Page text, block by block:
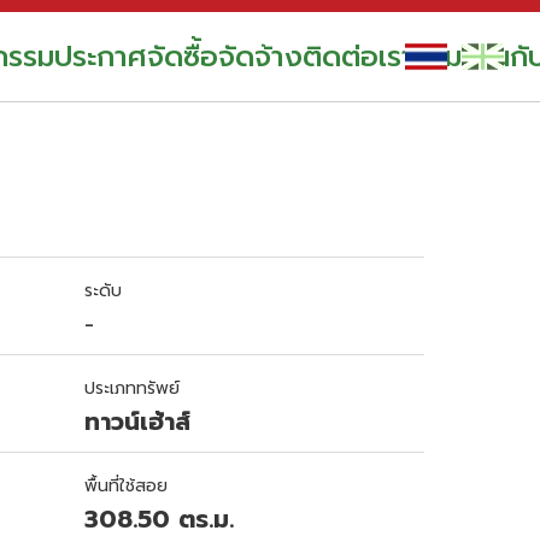
รมประกาศจัดซื้อจัดจ้างติดต่อเราร่วมงานกั
ระดับ
-
ประเภททรัพย์
ทาวน์เฮ้าส์
พื้นที่ใช้สอย
308.50 ตร.ม.